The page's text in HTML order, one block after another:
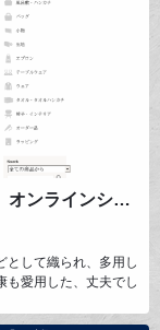
小倉織 縞縞「SHIMA-SHIMA」【公式】オンラインショップ
として織られ、多用し
も愛用した、丈夫でし
が復元しました。伝